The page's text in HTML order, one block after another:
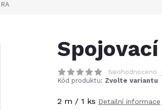
Neohodnoceno
Kód produktu: Zvolte variantu
2 m / 1 ks Detailní informace